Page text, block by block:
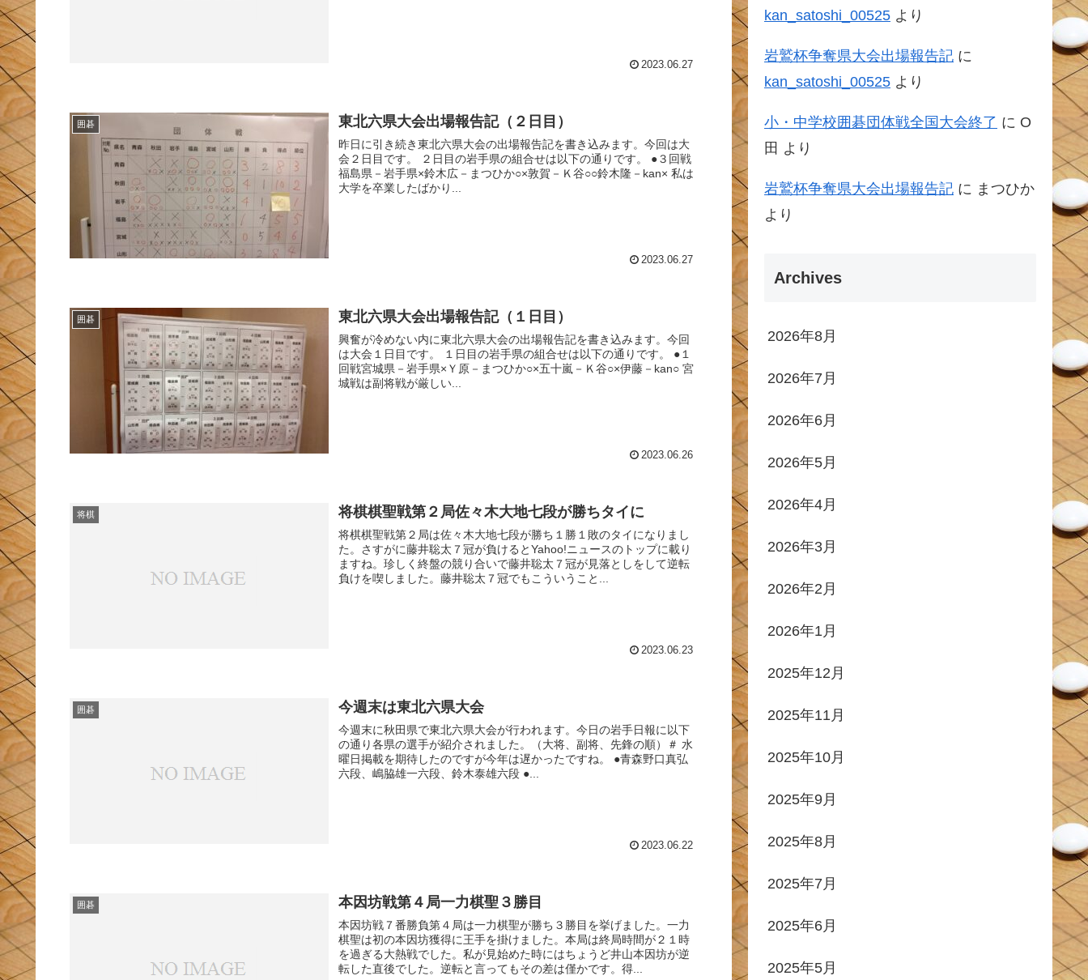
2023.06.27
囲碁 東北六県大会出場報告記（２日目）
昨日に引き続き東北六県大会の出場報告記を書き込みます。今回は大
会２日目です。 ２日目の岩手県の組合せは以下の通りです。 ●３回戦
福島県－岩手県×鈴木広－まつひか○×敦賀－Ｋ谷○○鈴木隆－kan× 私は
大学を卒業したばかり...
2023.06.27
囲碁 東北六県大会出場報告記（１日目）
興奮が冷めない内に東北六県大会の出場報告記を書き込みます。今回
は大会１日目です。 １日目の岩手県の組合せは以下の通りです。 ●１
回戦宮城県－岩手県×Ｙ原－まつひか○×五十嵐－Ｋ谷○×伊藤－kan○ 宮
城戦は副将戦が厳しい...
2023.06.26
将棋 将棋棋聖戦第２局佐々木大地七段が勝ちタイに
将棋棋聖戦第２局は佐々木大地七段が勝ち１勝１敗のタイになりまし
た。さすがに藤井聡太７冠が負けるとYahoo!ニュースのトップに載り
ますね。珍しく終盤の競り合いで藤井聡太７冠が見落としをして逆転
負けを喫しました。藤井聡太７冠でもこういうこと...
2023.06.23
囲碁 今週末は東北六県大会
今週末に秋田県で東北六県大会が行われます。今日の岩手日報に以下
の通り各県の選手が紹介されました。（大将、副将、先鋒の順）＃ 水
曜日掲載を期待したのですが今年は遅かったですね。 ●青森野口真弘
六段、嶋脇雄一六段、鈴木泰雄六段 ●...
2023.06.22
囲碁 本因坊戦第４局一力棋聖３勝目
本因坊戦７番勝負第４局は一力棋聖が勝ち３勝目を挙げました。一力
棋聖は初の本因坊獲得に王手を掛けました。本局は終局時間が２１時
を過ぎる大熱戦でした。私が見始めた時にはちょうど井山本因坊が逆
転した直後でした。逆転と言ってもその差は僅かです。得...
kan_satoshi_00525 より
岩鷲杯争奪県大会出場報告記 に
kan_satoshi_00525 より
小・中学校囲碁団体戦全国大会終了 に O
田 より
岩鷲杯争奪県大会出場報告記 に まつひか
より
Archives
2026年8月
2026年7月
2026年6月
2026年5月
2026年4月
2026年3月
2026年2月
2026年1月
2025年12月
2025年11月
2025年10月
2025年9月
2025年8月
2025年7月
2025年6月
2025年5月